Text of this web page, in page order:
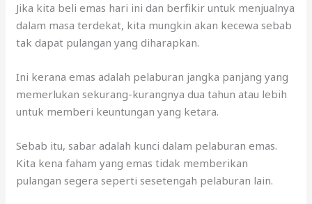
Ini kerana emas adalah pelaburan jangka panjang yang
memerlukan sekurang-kurangnya dua tahun atau lebih
untuk memberi keuntungan yang ketara.
Sebab itu, sabar adalah kunci dalam pelaburan emas.
Kita kena faham yang emas tidak memberikan
pulangan segera seperti sesetengah pelaburan lain.
Sebaliknya, ia adalah perlindungan nilai yang
memerlukan masa untuk dapatkan keuntungan.